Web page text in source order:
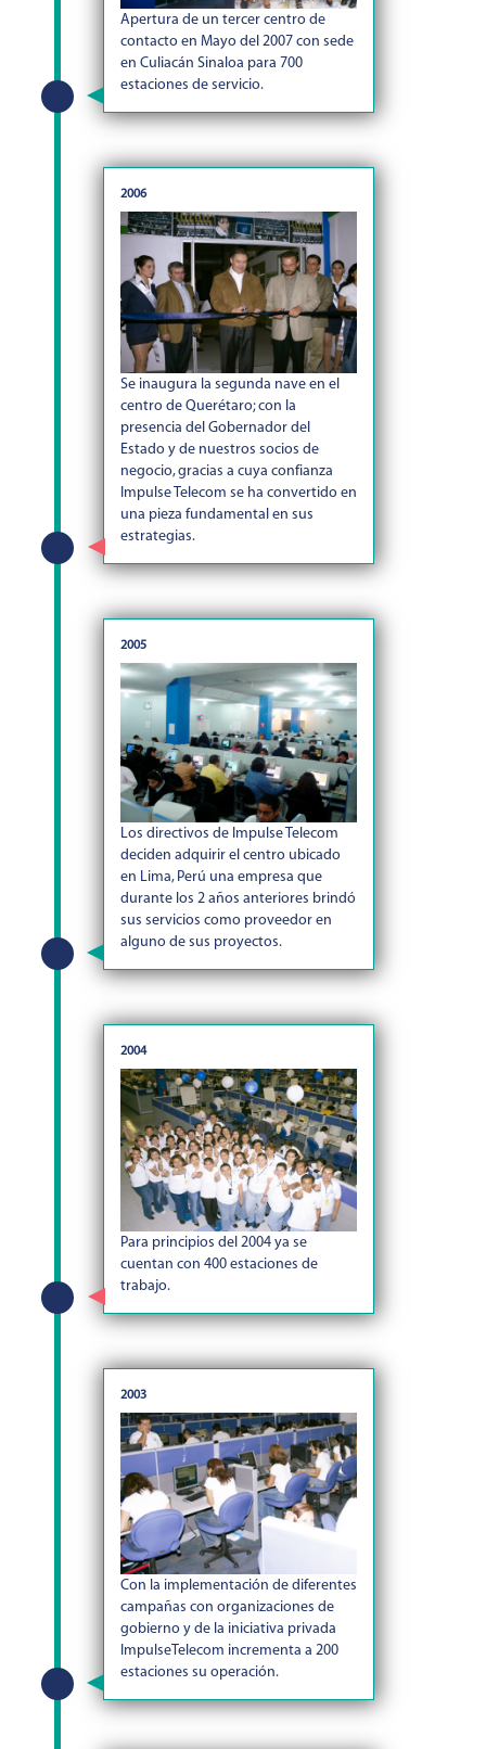
Apertura de un tercer centro de
contacto en Mayo del 2007 con sede
en Culiacán Sinaloa para 700
estaciones de servicio.
2006
Se inaugura la segunda nave en el
centro de Querétaro; con la
presencia del Gobernador del
Estado y de nuestros socios de
negocio, gracias a cuya confianza
Impulse Telecom se ha convertido en
una pieza fundamental en sus
estrategias.
2005
Los directivos de Impulse Telecom
deciden adquirir el centro ubicado
en Lima, Perú una empresa que
durante los 2 años anteriores brindó
sus servicios como proveedor en
alguno de sus proyectos.
2004
Para principios del 2004 ya se
cuentan con 400 estaciones de
trabajo.
2003
Con la implementación de diferentes
campañas con organizaciones de
gobierno y de la iniciativa privada
ImpulseTelecom incrementa a 200
estaciones su operación.